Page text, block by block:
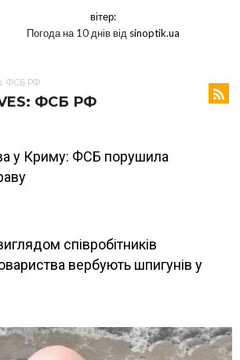
вітер:
Погода на 10 днів від sinoptik.ua
ФСБ РФ
ФСБ РФ
у Криму: ФСБ порушила
співробітників
вербують шпигунів у